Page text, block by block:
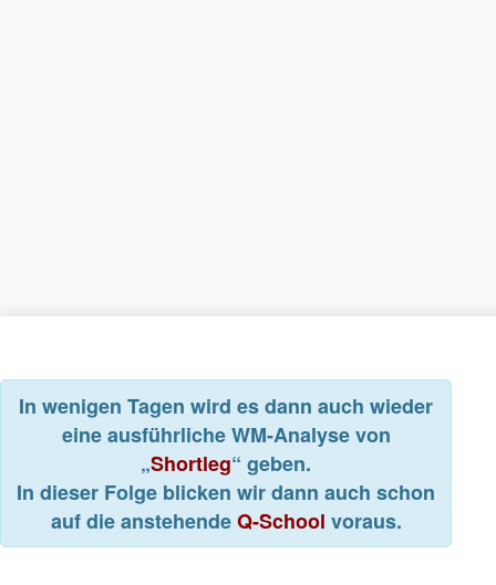
In wenigen Tagen wird es dann auch wieder
eine ausführliche WM-Analyse von
„Shortleg“ geben.
In dieser Folge blicken wir dann auch schon
auf die anstehendeQ-School voraus.